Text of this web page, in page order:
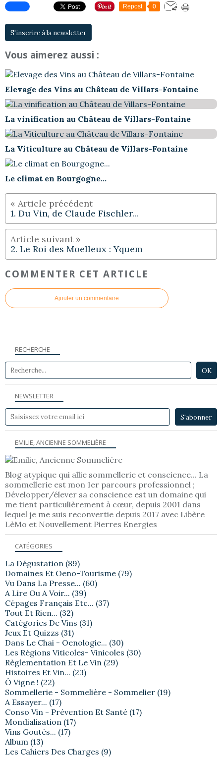
Repost 0
S'inscrire à la newsletter
Vous aimerez aussi :
Elevage des Vins au Château de Villars-Fontaine
La vinification au Château de Villars-Fontaine
La Viticulture au Château de Villars-Fontaine
Le climat en Bourgogne...
1. Du Vin, de Claude Fischler...
2. Le Roi des Moelleux : Yquem
COMMENTER CET ARTICLE
Ajouter un commentaire
NEWSLETTER
RECHERCHE
EMILIE, ANCIENNE SOMMELIÈRE
Blog atypique qui allie sommellerie et conscience... La
sommellerie est mon 1er parcours professionnel ;
Développer/élever sa conscience est un domaine qui
me tient particulièrement à cœur, depuis 2001 dans
lequel je me suis reconvertie depuis 2017 avec Libère
LèMo et Nouvellement Pierres Energies
CATÉGORIES
La Dégustation (89)
Domaines Et Oeno-Tourisme (79)
Vu Dans La Presse... (60)
A Lire Ou A Voir... (39)
Cépages Français Etc... (37)
Tout Et Rien... (32)
Catégories De Vins (31)
Jeux Et Quizzs (31)
Dans Le Chai - Oenologie... (30)
Les Régions Viticoles- Vinicoles (30)
Règlementation Et Le Vin (29)
Histoires Et Vin... (23)
Ô Vigne ! (22)
Sommellerie - Sommelière - Sommelier (19)
A Essayer... (17)
Conso Vin - Prévention Et Santé (17)
Mondialisation (17)
Vins Goutés... (17)
Album (13)
Les Cahiers Des Charges (9)